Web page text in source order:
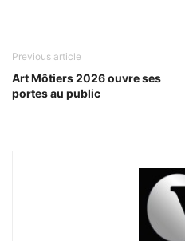
Previous article
Art Môtiers 2026 ouvre ses
portes au public